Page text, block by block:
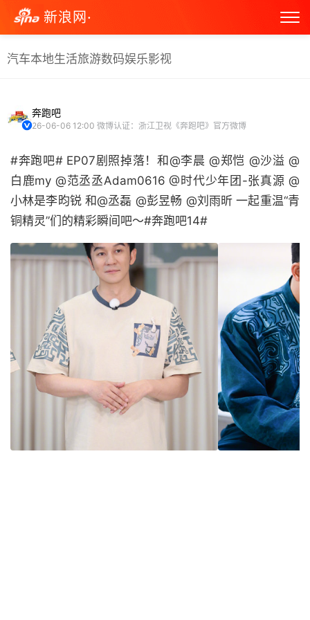
新浪网·
汽车本地生活旅游数码娱乐影视
奔跑吧
26-06-06 12:00 微博认证：浙江卫视《奔跑吧》官方微博
#奔跑吧# EP07剧照掉落！和@李晨 @郑恺 @沙溢 @
白鹿my @范丞丞Adam0616 @时代少年团-张真源 @
小林是李昀锐 和@丞磊 @彭昱畅 @刘雨昕 一起重温“青
铜精灵”们的精彩瞬间吧～#奔跑吧14# ​